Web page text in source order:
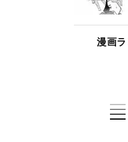
コロナ前よりも利益率を高め
漫画